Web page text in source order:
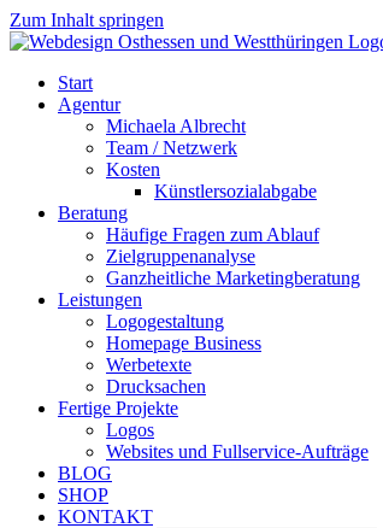
Zum Inhalt springen
Start
Agentur
Michaela Albrecht
Team / Netzwerk
Kosten
Künstlersozialabgabe
Beratung
Häufige Fragen zum Ablauf
Zielgruppenanalyse
Ganzheitliche Marketingberatung
Leistungen
Logogestaltung
Homepage Business
Werbetexte
Drucksachen
Fertige Projekte
Logos
Websites und Fullservice-Aufträge
BLOG
SHOP
KONTAKT